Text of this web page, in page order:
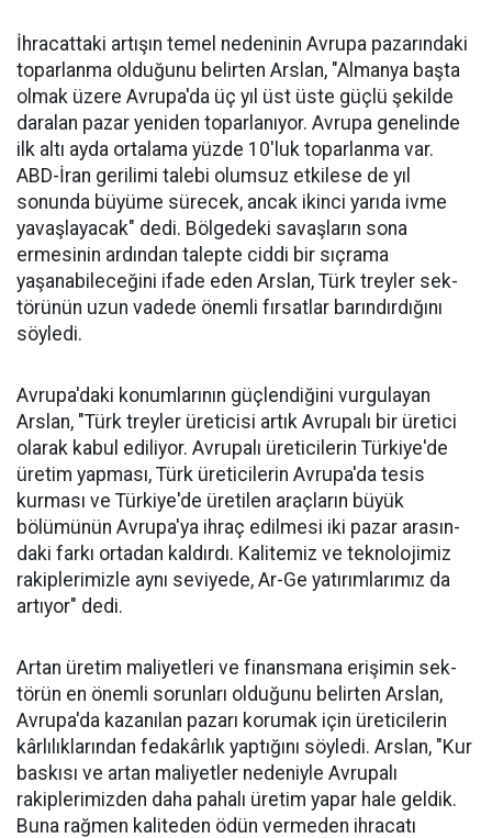
İhracattaki artışın temel nede­ninin Avrupa pazarındaki
topar­lanma olduğunu belirten Arslan, "Almanya başta
olmak üzere Av­rupa'da üç yıl üst üste güçlü şe­kilde
daralan pazar yeniden to­parlanıyor. Avrupa genelinde
ilk altı ayda ortalama yüzde 10'luk toparlanma var.
ABD-İran geri­limi talebi olumsuz etkilese de yıl
sonunda büyüme sürecek, ancak ikinci yarıda ivme
yavaşlayacak" dedi. Bölgedeki savaşların sona
ermesinin ardından talepte ciddi bir sıçrama
yaşanabileceğini ifa­de eden Arslan, Türk treyler sek­
törünün uzun vadede önemli fır­satlar barındırdığını
söyledi.
Avrupa'daki konumlarının güçlendiğini vurgulayan
Arslan, "Türk treyler üreticisi artık Avru­palı bir üretici
ola­rak kabul ediliyor. Avrupalı üreticile­rin Türkiye'de
üre­tim yapması, Türk üreticilerin Avru­pa'da tesis
kurması ve Türkiye'de üreti­len araçların büyük
bölümünün Avru­pa'ya ihraç edilme­si iki pazar arasın­
daki farkı ortadan kaldırdı. Kalitemiz ve teknolojimiz
ra­kiplerimizle aynı seviyede, Ar-Ge ya­tırımlarımız da
ar­tıyor" dedi.
Artan üretim ma­liyetleri ve finans­mana erişimin sek­
törün en önemli sorunları oldu­ğunu belirten Arslan,
Avrupa'da kazanılan pazarı korumak için üreticilerin
kârlılıklarından fe­dakârlık yaptığını söyledi. Arslan, "Kur
baskısı ve artan maliyetler nedeniyle Avrupalı
rakiplerimiz­den daha pahalı üretim yapar ha­le geldik.
Buna rağmen kaliteden ödün vermeden ihracatı